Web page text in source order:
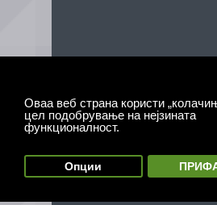
Оваа веб страна користи
цел подобрување на нејзината
функционалност.
Опции